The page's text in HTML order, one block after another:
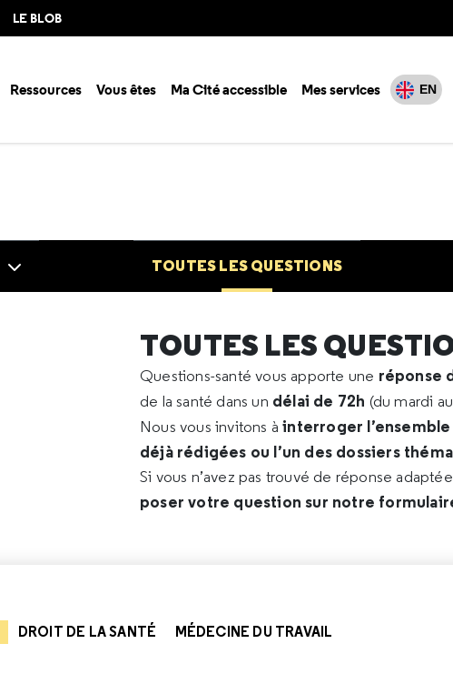
LE BLOB
Ressources Vous êtes Ma Cité accessible Mes services EN
TOUTES LES QUESTIONS
TOUTES LES
Questions-santé vous apporte une réponse
de la santé dans un délai de 72h (du mardi
Nous vous invitons àinterroger
déjà rédigées ou l’un des dossiers
Si vous n’avez pas trouvé de réponse
poser votre question sur notre
DROIT DE LA SANTÉ MÉDECINE DU TRAVAIL